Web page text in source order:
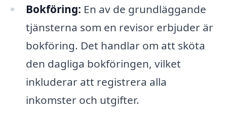
Bokföring: En av de grundläggande
tjänsterna som en revisor erbjuder är
bokföring. Det handlar om att sköta
den dagliga bokföringen, vilket
inkluderar att registrera alla
inkomster och utgifter.